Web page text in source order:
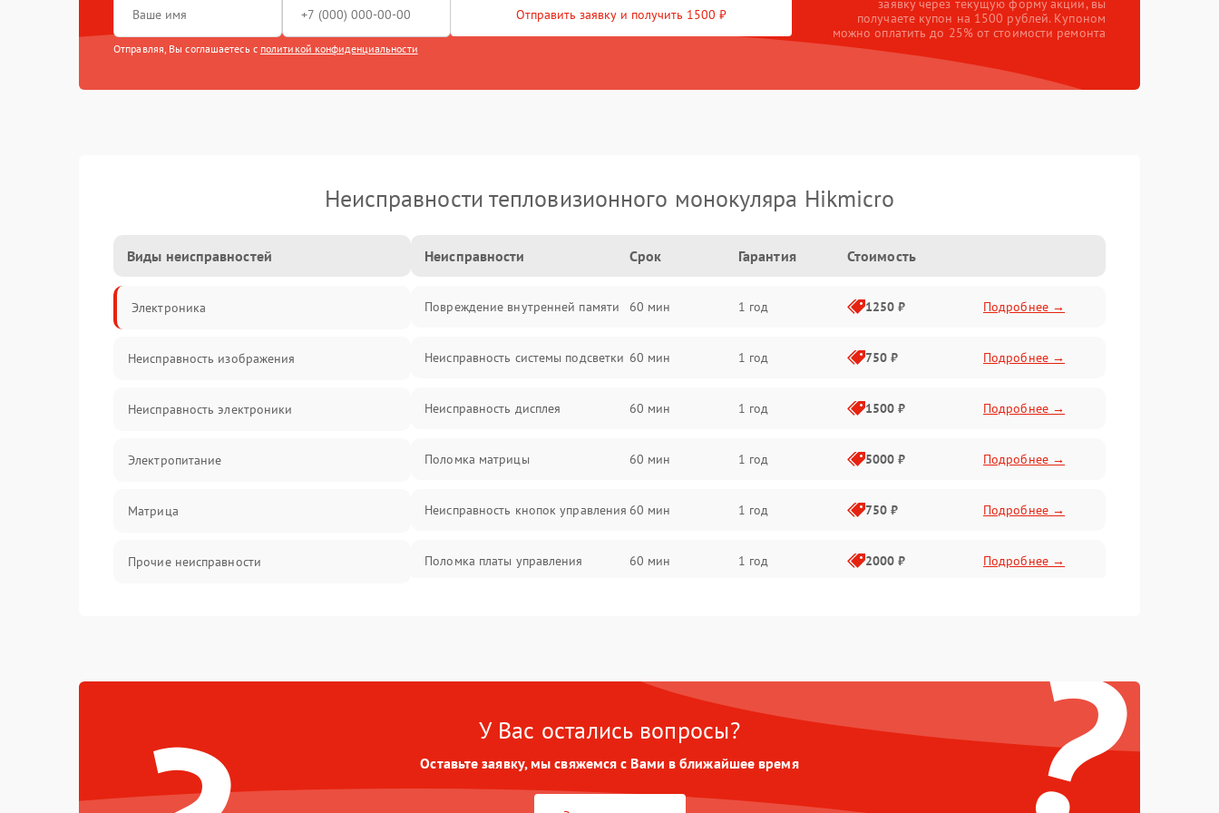
Отправить заявку и получить 1500 ₽
Отправляя, Вы соглашаетесь с политикой конфиденциальности
заявку через текущую форму акции, вы
получаете купон на 1500 рублей. Купоном
можно оплатить до 25% от стоимости ремонта
Неисправности тепловизионного монокуляра Hikmicro
Виды неисправностей
Электроника
Неисправность изображения
Неисправность электроники
Электропитание
Матрица
Прочие неисправности
Оптика
Неисправности Срок Гарантия Стоимость
Повреждение внутренней памяти 60 мин 1 год 1250 ₽ Подробнее →
Неисправность системы подсветки 60 мин 1 год 750 ₽ Подробнее →
Неисправность дисплея 60 мин 1 год 1500 ₽ Подробнее →
Поломка матрицы 60 мин 1 год 5000 ₽ Подробнее →
Неисправность кнопок управления 60 мин 1 год 750 ₽ Подробнее →
Поломка платы управления 60 мин 1 год 2000 ₽ Подробнее →
Поломка разъема для зарядки 60 мин 1 год 500 ₽
Подробнее →
?
У Вас остались вопросы?
Оставьте заявку, мы свяжемся с Вами в ближайшее время